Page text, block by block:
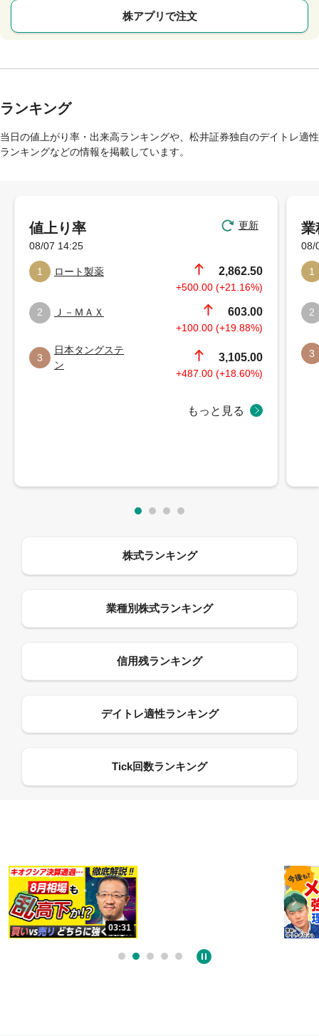
株アプリで注文
ランキング
当日の値上がり率・出来高ランキングや、松井証券独自のデイトレ適性
ランキングなどの情報を掲載しています。